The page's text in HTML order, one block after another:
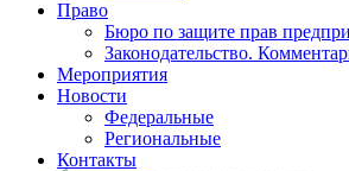
Право
Бюро по защите прав
Законодательство.
Мероприятия
Новости
Федеральные
Региональные
Контакты